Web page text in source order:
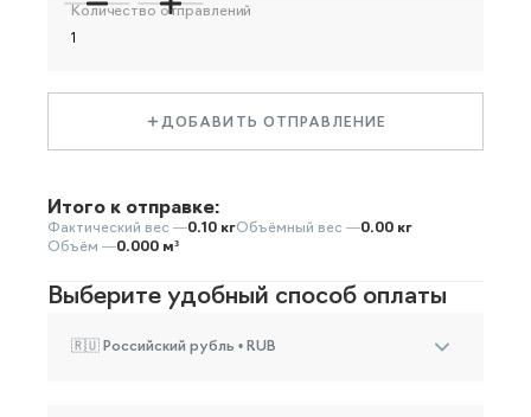
Количество отправлений
ДОБАВИТЬ ОТПРАВЛЕНИЕ
Итого к отправке:
Фактический вес —0.10 кгОбъёмный вес —0.00 кг
Объём —0.000 м³
Выберите удобный способ оплаты
🇷🇺 Российский рубль • RUB